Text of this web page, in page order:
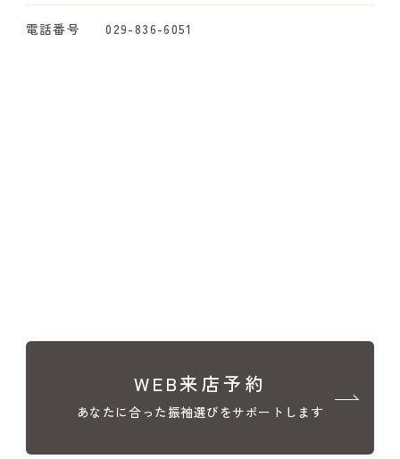
電話番号 029-836-6051
WEB来店予約
あなたに合った振袖選びをサポートします